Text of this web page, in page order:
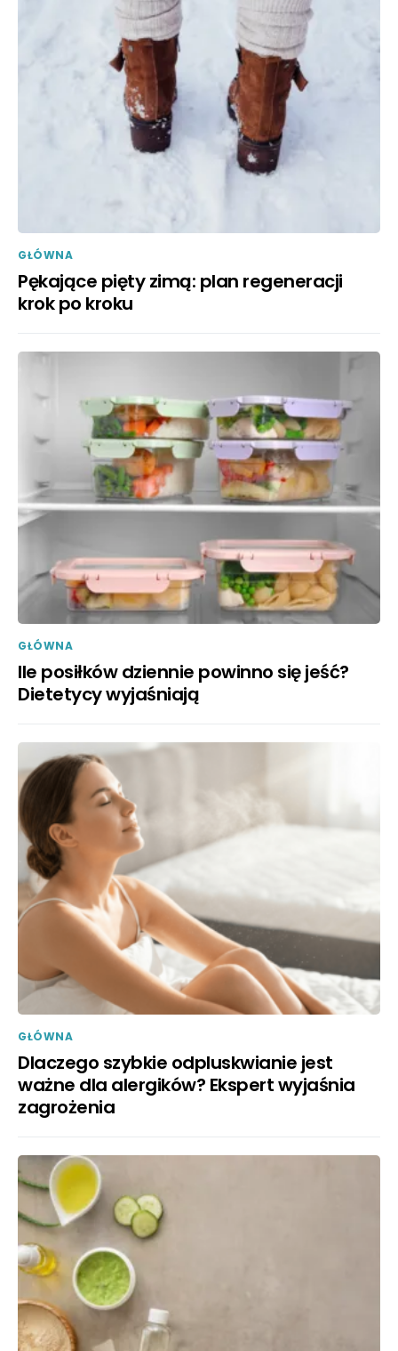
GŁÓWNA
Pękające pięty zimą: plan regeneracji
krok po kroku
GŁÓWNA
Ile posiłków dziennie powinno się jeść?
Dietetycy wyjaśniają
GŁÓWNA
Dlaczego szybkie odpluskwianie jest
ważne dla alergików? Ekspert wyjaśnia
zagrożenia